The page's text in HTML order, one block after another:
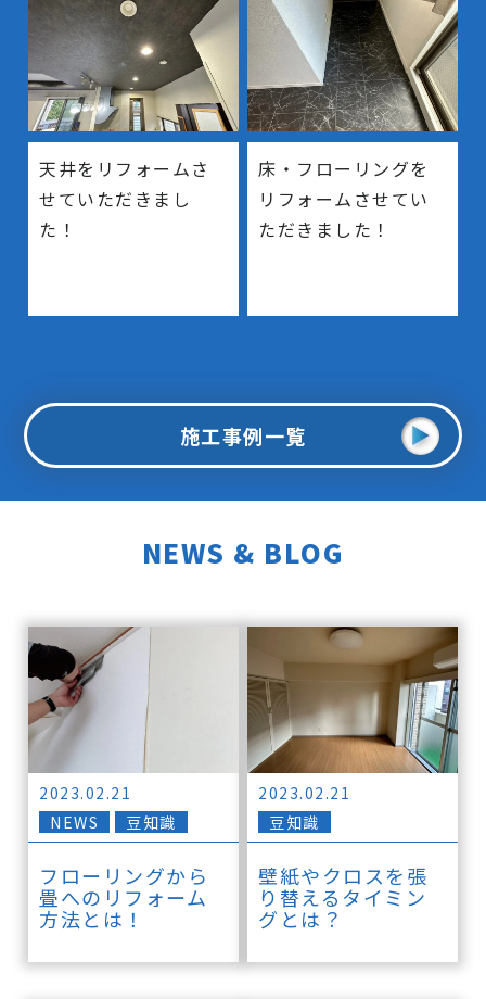
天井をリフォームさ
せていただきまし
た！
床・フローリングを
リフォームさせてい
ただきました！
施工事例一覧
NEWS & BLOG
2023.02.21
NEWS
豆知識
フローリングから
畳へのリフォーム
方法とは！
2023.02.21
豆知識
壁紙やクロスを張
り替えるタイミン
グとは？